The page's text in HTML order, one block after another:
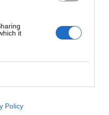
it
Policy